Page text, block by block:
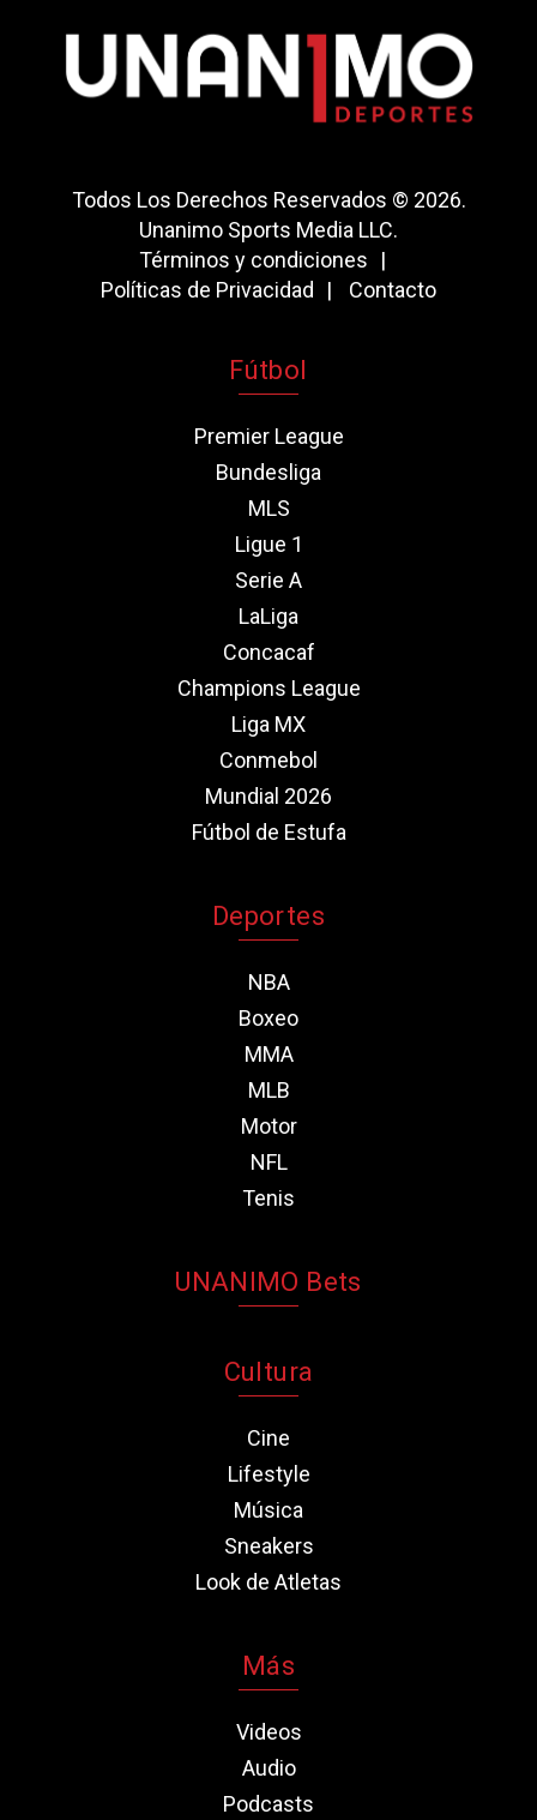
Todos Los Derechos Reservados © 2026.
Unanimo Sports Media LLC.
Términos y condiciones
Políticas de Privacidad
Contacto
Fútbol
Premier League
Bundesliga
MLS
Ligue 1
Serie A
LaLiga
Concacaf
Champions League
Liga MX
Conmebol
Mundial 2026
Fútbol de Estufa
Deportes
NBA
Boxeo
MMA
MLB
Motor
NFL
Tenis
UNANIMO Bets
Cultura
Cine
Lifestyle
Música
Sneakers
Look de Atletas
Más
Videos
Audio
Podcasts